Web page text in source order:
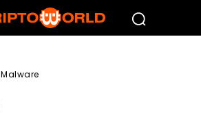
Malware